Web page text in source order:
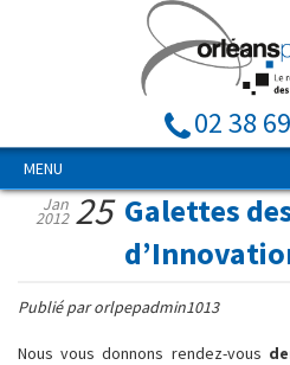
02 38
MENU
Galettes
Jan
2012 25
Publié par orlpepadmin1013
Nous vous donnons rendez-vous